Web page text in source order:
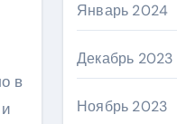
в
Январь 2024
Декабрь 2023
Ноябрь 2023